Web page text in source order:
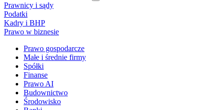
Prawnicy i sądy
Podatki
Kadry i BHP
Prawo w biznesie
Prawo gospodarcze
Małe i średnie firmy
Spółki
Finanse
Prawo AI
Budownictwo
Środowisko